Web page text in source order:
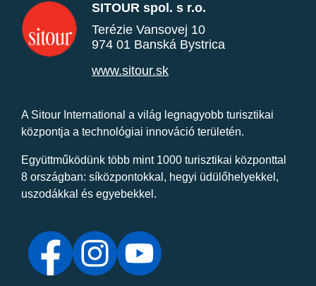
SITOUR spol. s r.o.
Terézie Vansovej 10
974 01 Banská Bystrica
www.sitour.sk
A Sitour International a világ legnagyobb turisztikai
központja a technológiai innováció területén.
Együttműködünk több mint 1000 turisztikai központtal
8 országban: síközpontokkal, hegyi üdülőhelyekkel,
uszodákkal és egyebekkel.